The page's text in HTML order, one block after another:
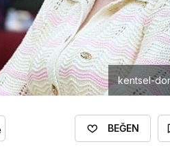
kentsel-
BEĞEN